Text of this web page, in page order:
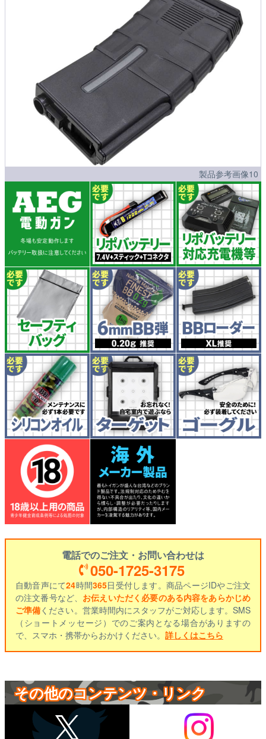
製品参考画像10
電話でのご注文・お問い合わせは
050-1725-3175
自動音声にて24時間365日受付します。商品ページIDやご注文
の注文番号など、 お伝えいただく必要のある内容をあらかじめ
ご準備ください。営業時間内にスタッフがご対応します。SMS
（ショートメッセージ）でのご案内となる場合がありますの
で、スマホ・携帯からおかけください。 詳しくはこちら
その他のコンテンツ・リンク